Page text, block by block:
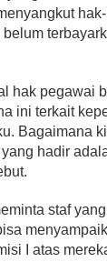
hak pegawai
ini terkait
Bagaimana
hadir
staf
I atas